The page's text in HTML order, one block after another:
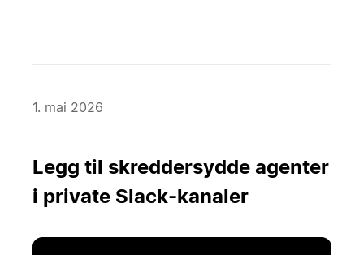
1. mai 2026
Legg til skreddersydde agenter
i private Slack-kanaler